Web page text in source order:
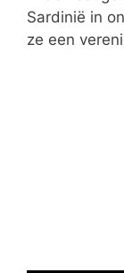
Sardinië in
ze een